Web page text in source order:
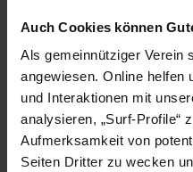
Auch Cookies können
Als gemeinnütziger Verein
angewiesen. Online helfen
und Interaktionen mit
analysieren, „Surf-Profile“
Aufmerksamkeit von
Seiten Dritter zu wecken
Menschen auf Freiheit,
frei von
die Behörden
und unparteiische
die Ergebnisse zu
Verantwortlichen vor